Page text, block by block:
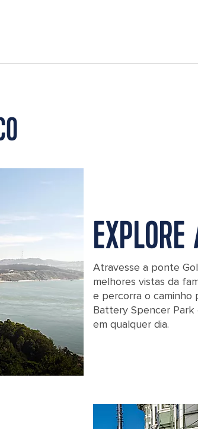
Atravesse a ponte
melhores vistas da
e percorra o caminho
Battery Spencer
em qualquer dia.